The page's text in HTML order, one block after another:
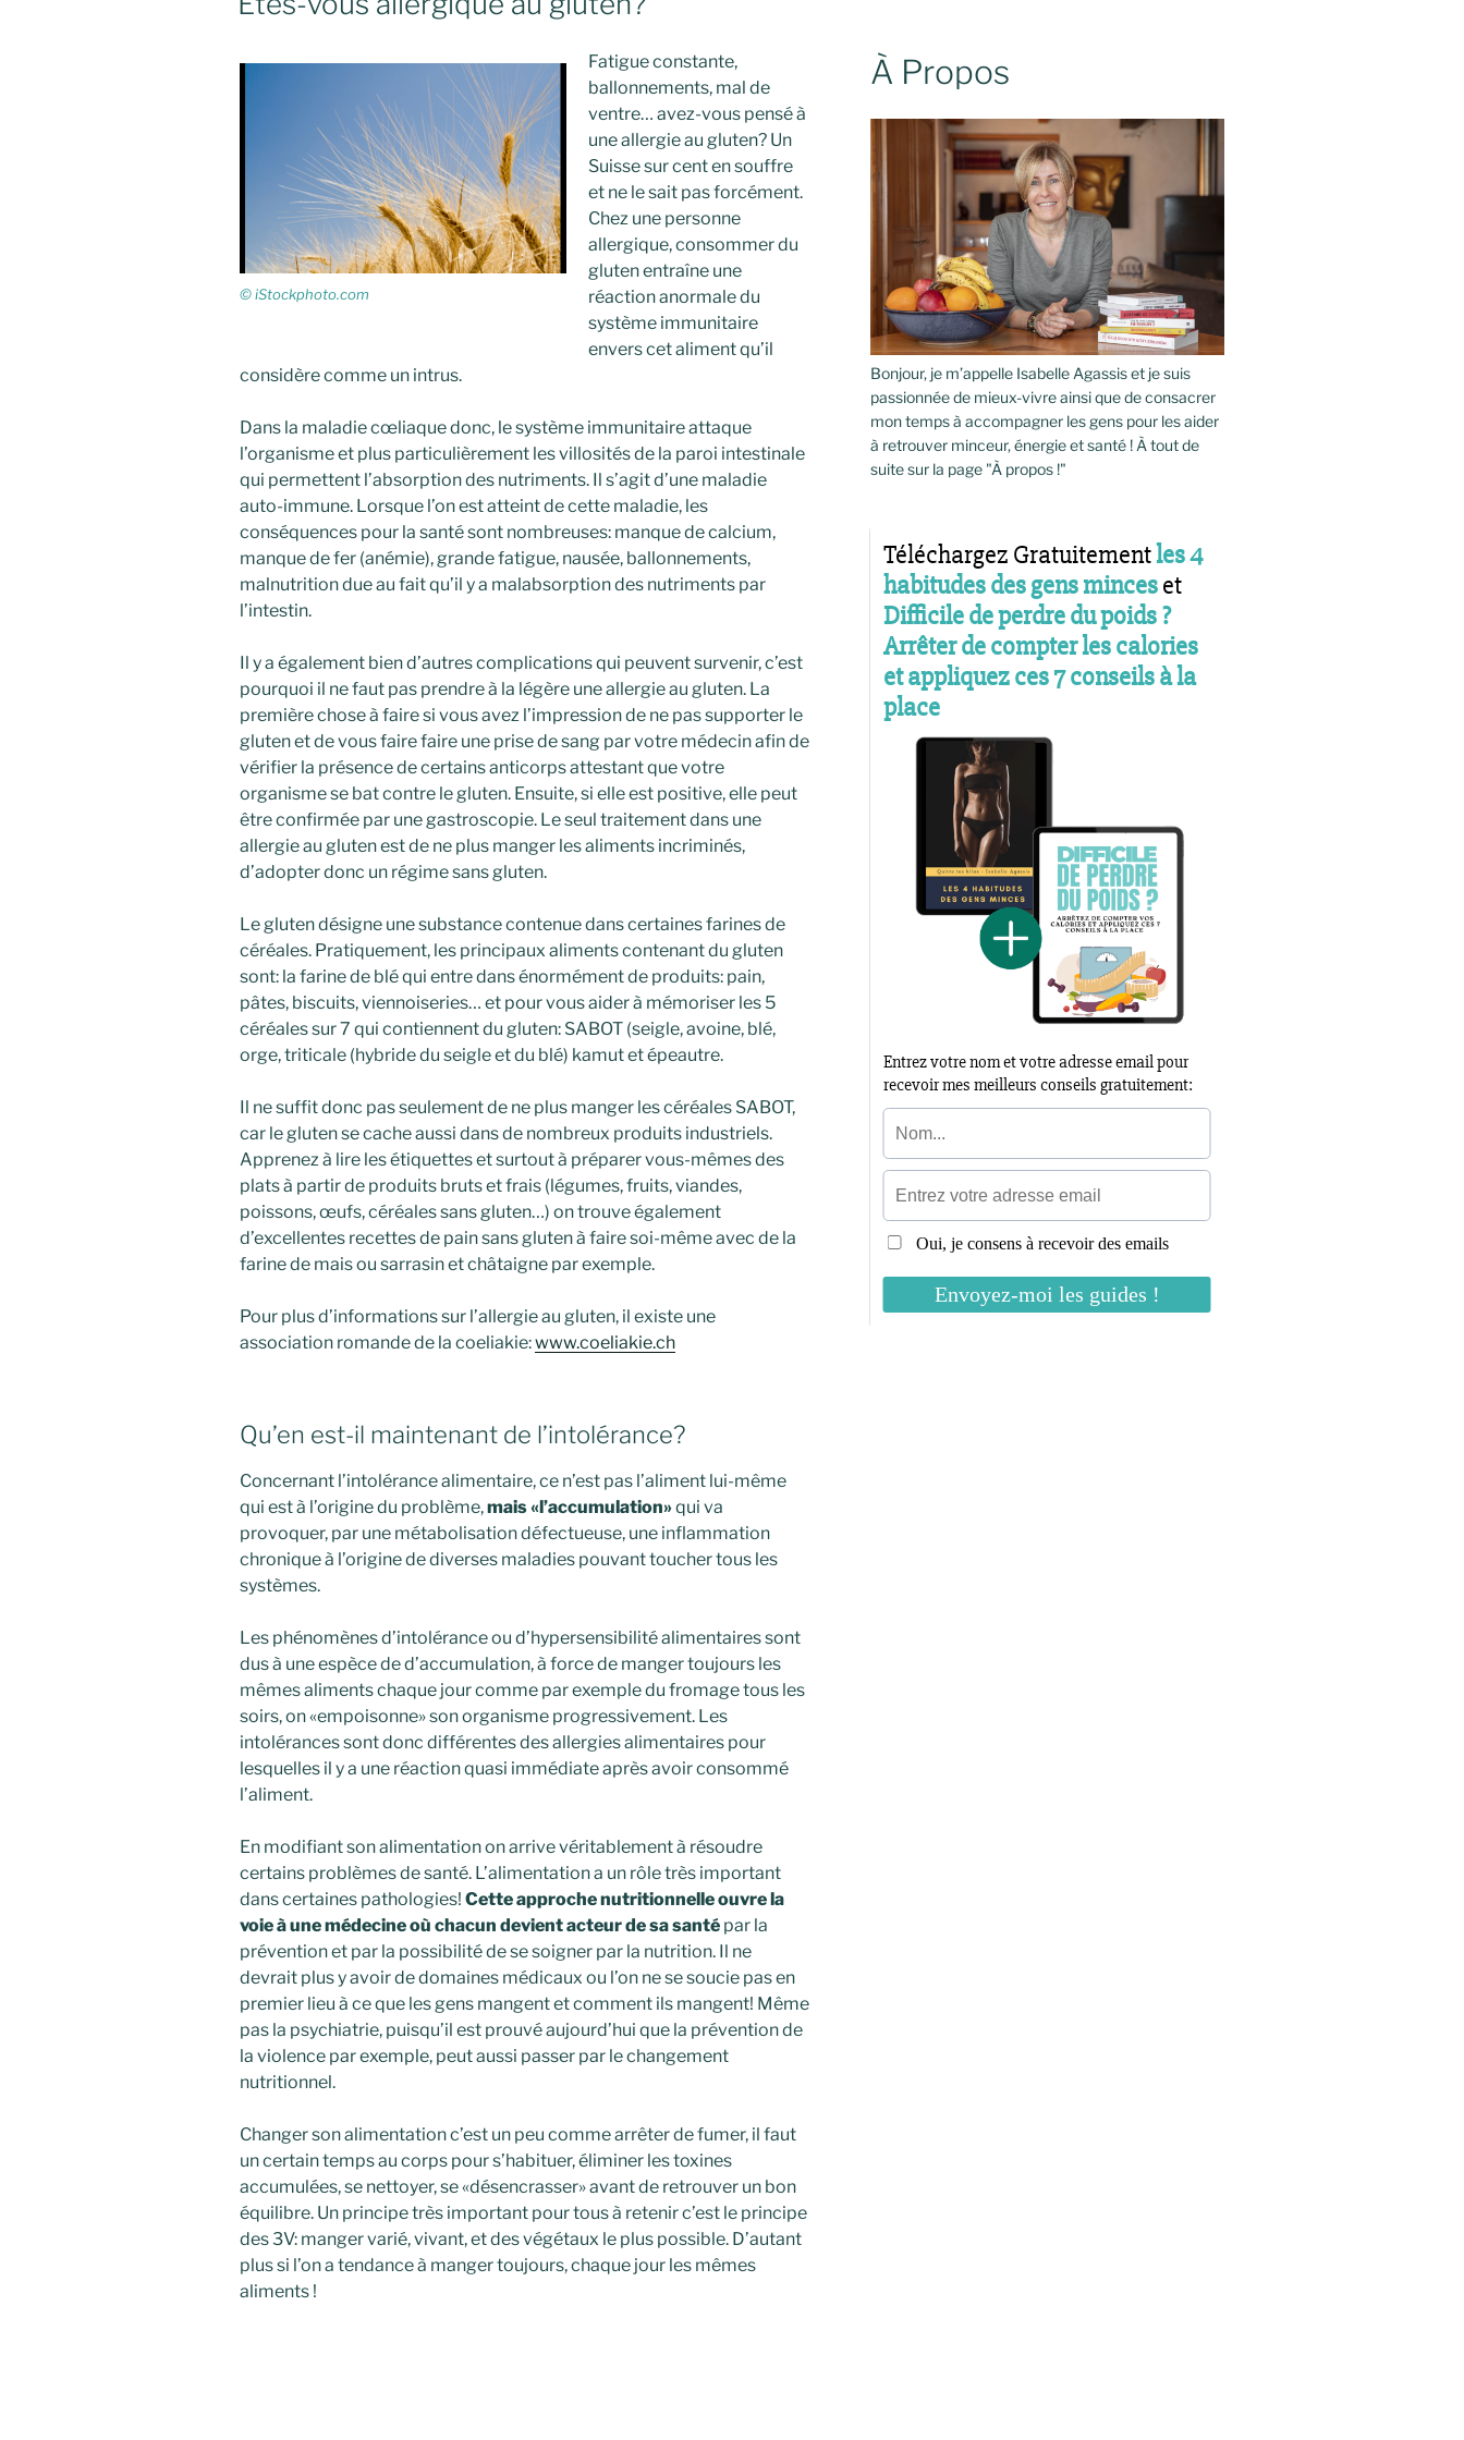
© iStockphoto.com
Fatigue constante,
ballonnements, mal de
ventre… avez-vous pensé à
une allergie au gluten? Un
Suisse sur cent en souffre
et ne le sait pas forcément.
Chez une personne
allergique, consommer du
gluten entraîne une
réaction anormale du
système immunitaire
envers cet aliment qu’il
considère comme un intrus.
Dans la maladie cœliaque donc, le système immunitaire attaque
l’organisme et plus particulièrement les villosités de la paroi intestinale
qui permettent l’absorption des nutriments. Il s’agit d’une maladie
auto-immune. Lorsque l’on est atteint de cette maladie, les
conséquences pour la santé sont nombreuses: manque de calcium,
manque de fer (anémie), grande fatigue, nausée, ballonnements,
malnutrition due au fait qu’il y a malabsorption des nutriments par
l’intestin.
Il y a également bien d’autres complications qui peuvent survenir, c’est
pourquoi il ne faut pas prendre à la légère une allergie au gluten. La
première chose à faire si vous avez l’impression de ne pas supporter le
gluten et de vous faire faire une prise de sang par votre médecin afin de
vérifier la présence de certains anticorps attestant que votre
organisme se bat contre le gluten. Ensuite, si elle est positive, elle peut
être confirmée par une gastroscopie. Le seul traitement dans une
allergie au gluten est de ne plus manger les aliments incriminés,
d’adopter donc un régime sans gluten.
Le gluten désigne une substance contenue dans certaines farines de
céréales. Pratiquement, les principaux aliments contenant du gluten
sont: la farine de blé qui entre dans énormément de produits: pain,
pâtes, biscuits, viennoiseries… et pour vous aider à mémoriser les 5
céréales sur 7 qui contiennent du gluten: SABOT (seigle, avoine, blé,
orge, triticale (hybride du seigle et du blé) kamut et épeautre.
Il ne suffit donc pas seulement de ne plus manger les céréales SABOT,
car le gluten se cache aussi dans de nombreux produits industriels.
Apprenez à lire les étiquettes et surtout à préparer vous-mêmes des
plats à partir de produits bruts et frais (légumes, fruits, viandes,
poissons, œufs, céréales sans gluten…) on trouve également
d’excellentes recettes de pain sans gluten à faire soi-même avec de la
farine de mais ou sarrasin et châtaigne par exemple.
Pour plus d’informations sur l’allergie au gluten, il existe une
association romande de la coeliakie:www.coeliakie.ch
Qu’en est-il maintenant de l’intolérance?
Concernant l’intolérance alimentaire, ce n’est pas l’aliment lui-même
qui est à l’origine du problème,mais «l’accumulation»qui va
provoquer, par une métabolisation défectueuse, une inflammation
chronique à l’origine de diverses maladies pouvant toucher tous les
systèmes.
Les phénomènes d’intolérance ou d’hypersensibilité alimentaires sont
dus à une espèce de d’accumulation, à force de manger toujours les
mêmes aliments chaque jour comme par exemple du fromage tous les
soirs, on «empoisonne» son organisme progressivement. Les
intolérances sont donc différentes des allergies alimentaires pour
lesquelles il y a une réaction quasi immédiate après avoir consommé
l’aliment.
En modifiant son alimentation on arrive véritablement à résoudre
certains problèmes de santé. L’alimentation a un rôle très important
dans certaines pathologies! Cette approche nutritionnelle ouvre la
voie à une médecine où chacun devient acteur de sa santé par la
prévention et par la possibilité de se soigner par la nutrition. Il ne
devrait plus y avoir de domaines médicaux ou l’on ne se soucie pas en
premier lieu à ce que les gens mangent et comment ils mangent! Même
pas la psychiatrie, puisqu’il est prouvé aujourd’hui que la prévention de
la violence par exemple, peut aussi passer par le changement
nutritionnel.
Changer son alimentation c’est un peu comme arrêter de fumer, il faut
un certain temps au corps pour s’habituer, éliminer les toxines
accumulées, se nettoyer, se «désencrasser» avant de retrouver un bon
équilibre. Un principe très important pour tous à retenir c’est le principe
des 3V: manger varié, vivant, et des végétaux le plus possible. D’autant
plus si l’on a tendance à manger toujours, chaque jour les mêmes
aliments !
À Propos
Bonjour, je m’appelle Isabelle Agassis et je suis
passionnée de mieux-vivre ainsi que de consacrer
mon temps à accompagner les gens pour les aider
à retrouver minceur, énergie et santé ! À tout de
suite sur la page "À propos !"